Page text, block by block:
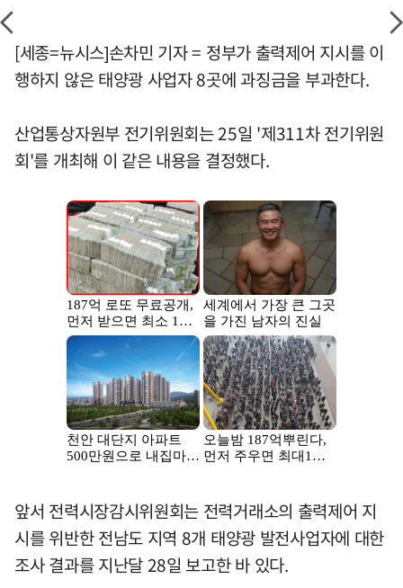
[세종=뉴시스]손차민 기자 = 정부가 출력제어 지시를 이
행하지 않은 태양광 사업자 8곳에 과징금을 부과한다.
산업통상자원부 전기위원회는 25일 '제311차 전기위원
회'를 개최해 이 같은 내용을 결정했다.
앞서 전력시장감시위원회는 전력거래소의 출력제어 지
시를 위반한 전남도 지역 8개 태양광 발전사업자에 대한
조사 결과를 지난달 28일 보고한 바 있다.